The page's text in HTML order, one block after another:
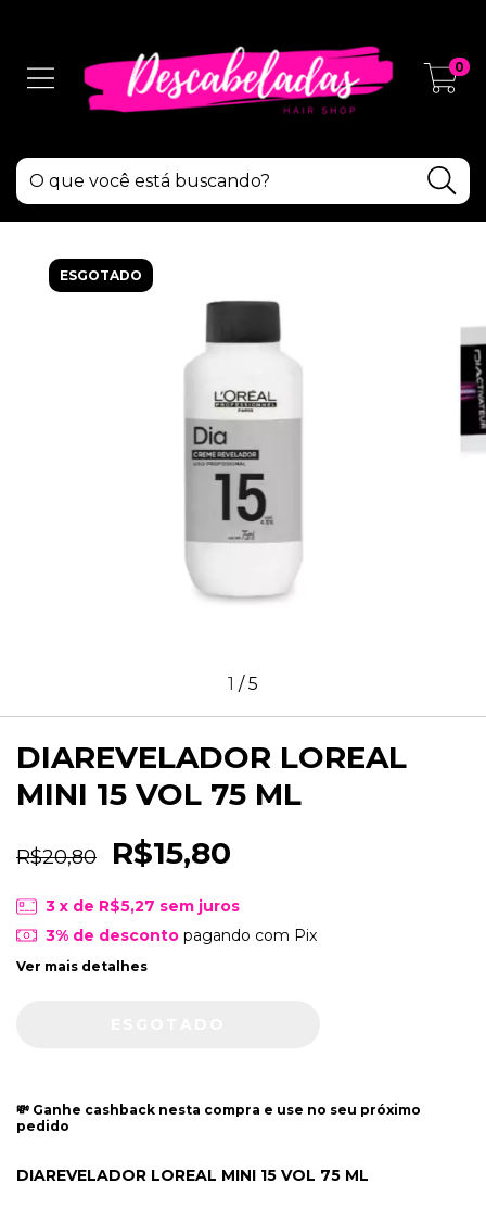
0
ESGOTADO
1 /5
DIAREVELADOR LOREAL
MINI 15 VOL 75 ML
R$20,80 R$15,80
3 x de R$5,27 sem juros
3% de descontopagando com Pix
Ver mais detalhes
💸 Ganhe cashback nesta compra e use no seu próximo
pedido
DIAREVELADOR LOREAL MINI 15 VOL 75 ML